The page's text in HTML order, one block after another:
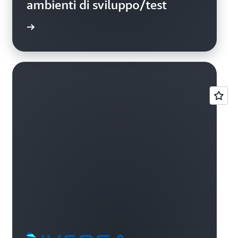
ambienti di sviluppo/test